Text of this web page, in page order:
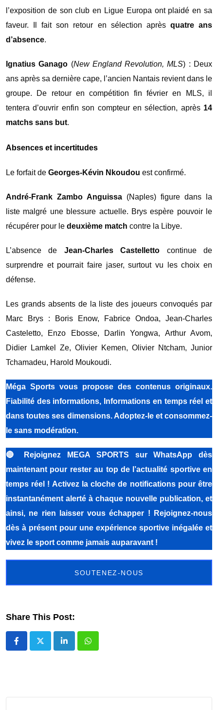
l’exposition de son club en Ligue Europa ont plaidé en sa
faveur. Il fait son retour en sélection après quatre ans
d’absence.
Ignatius Ganago (New England Revolution, MLS) : Deux
ans après sa dernière cape, l’ancien Nantais revient dans le
groupe. De retour en compétition fin février en MLS, il
tentera d’ouvrir enfin son compteur en sélection, après 14
matchs sans but.
Absences et incertitudes
Le forfait de Georges-Kévin Nkoudou est confirmé.
André-Frank Zambo Anguissa (Naples) figure dans la
liste malgré une blessure actuelle. Brys espère pouvoir le
récupérer pour le deuxième match contre la Libye.
L’absence de Jean-Charles Castelletto continue de
surprendre et pourrait faire jaser, surtout vu les choix en
défense.
Les grands absents de la liste des joueurs convoqués par
Marc Brys : Boris Enow, Fabrice Ondoa, Jean-Charles
Casteletto, Enzo Ebosse, Darlin Yongwa, Arthur Avom,
Didier Lamkel Ze, Olivier Kemen, Olivier Ntcham, Junior
Tchamadeu, Harold Moukoudi.
Méga Sports vous propose des contenus originaux.
Fiabilité des informations, Informations en temps réel et
dans toutes ses dimensions. Adoptez-le et consommez-
le sans modération.
🔴
Rejoignez MEGA SPORTS sur WhatsApp dès
maintenant pour rester au top de l’actualité sportive en
temps réel ! Activez la cloche de notifications pour être
instantanément alerté à chaque nouvelle publication, et
ainsi, ne rien laisser vous échapper ! Rejoignez-nous
dès à présent pour une expérience sportive inégalée et
vivez le sport comme jamais auparavant !
SOUTENEZ-NOUS
Share This Post:
LinkedInWhatsapp